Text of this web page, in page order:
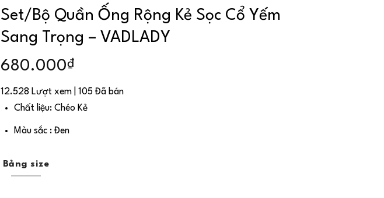
Set/Bộ Quần Ống Rộng Kẻ Sọc Cổ Yếm
Sang Trọng – VADLADY
680.000₫
12.528 Lượt xem | 105 Đã bán
Chất liệu: Chéo Kẻ
Màu sắc : Đen
Bảng size